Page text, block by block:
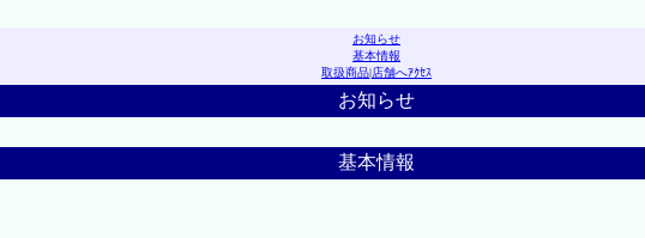
お知らせ
基本情報
取扱商品|店舗へｱｸｾｽ
お知らせ
基本情報